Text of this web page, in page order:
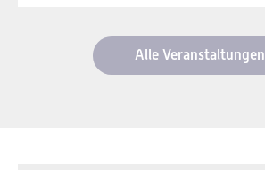
Alle Veranstaltungen